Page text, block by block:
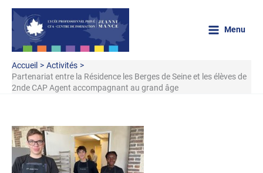
contenu
Menu
Accueil
Activités
Partenariat entre la Résidence les Berges de Seine et les élèves de
2nde CAP Agent accompagnant au grand âge